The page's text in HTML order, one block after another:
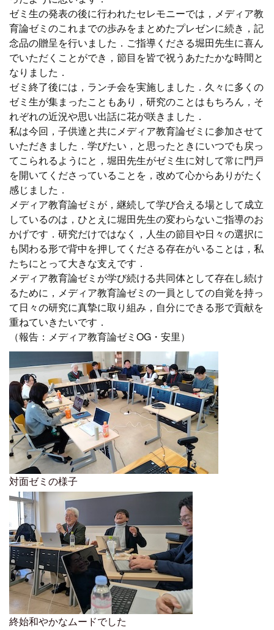
ゼミ生の発表の後に行われたセレモニーでは，メディア教
育論ゼミのこれまでの歩みをまとめたプレゼンに続き，記
念品の贈呈を行いました．ご指導くださる堀田先生に喜ん
でいただくことができ，節目を皆で祝うあたたかな時間と
なりました．
ゼミ終了後には，ランチ会を実施しました．久々に多くの
ゼミ生が集まったこともあり，研究のことはもちろん，そ
れぞれの近況や思い出話に花が咲きました．
私は今回，子供達と共にメディア教育論ゼミに参加させて
いただきました．学びたい，と思ったときにいつでも戻っ
てこられるようにと，堀田先生がゼミ生に対して常に門戸
を開いてくださっていることを，改めて心からありがたく
感じました．
メディア教育論ゼミが，継続して学び合える場として成立
しているのは，ひとえに堀田先生の変わらないご指導のお
かげです．研究だけではなく，人生の節目や日々の選択に
も関わる形で背中を押してくださる存在がいることは，私
たちにとって大きな支えです．
メディア教育論ゼミが学び続ける共同体として存在し続け
るために，メディア教育論ゼミの一員としての自覚を持っ
て日々の研究に真摯に取り組み，自分にできる形で貢献を
重ねていきたいです．
（報告：メディア教育論ゼミOG・安里）
対面ゼミの様子
終始和やかなムードでした